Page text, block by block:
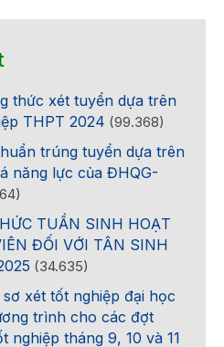
thức xét tuyển dựa trên
THPT 2024 (99.368)
trúng tuyển dựa trên
năng lực của ĐHQG-
TUẦN SINH HOẠT
ĐỐI VỚI TÂN SINH
(34.635)
xét tốt nghiệp đại học
trình cho các đợt
nghiệp tháng 9, 10 và 11